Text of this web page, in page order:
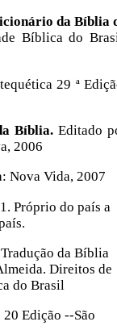
da Bíblia
Bíblica do
29 ª
Bíblia. Editado
2006
Nova Vida, 2007
Próprio do país a
da Bíblia
Direitos de
do Brasil
Edição --São